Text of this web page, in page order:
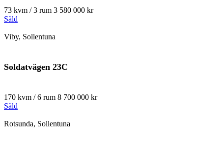
73 kvm / 3 rum 3 580 000 kr
Såld
Viby, Sollentuna
Soldatvägen 23C
170 kvm / 6 rum 8 700 000 kr
Såld
Rotsunda, Sollentuna